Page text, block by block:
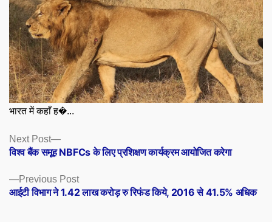
भारत में कहाँ ह�...
Posts
navigation
Previous PostPrevious
post:
आईटी विभाग ने 1.42 लाख करोड़ रु रिफंड किये, 2016 से 41.5% अधिक
Next Post
Next
post:
विश्व बैंक समूह NBFCs के लिए प्रशिक्षण कार्यक्रम आयोजित करेगा